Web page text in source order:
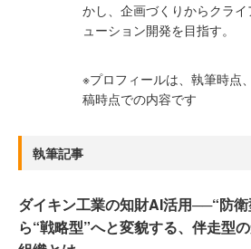
かし、企画づくりからクラ
ューション開発を目指す。
※プロフィールは、執筆時点
稿時点での内容です
執筆記事
ダイキン工業の知財AI活用──“防
ら“戦略型”へと変貌する、伴走型